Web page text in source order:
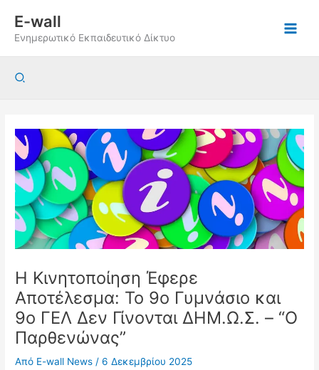
περιεχόμενο
E-wall
Ενημερωτικό Εκπαιδευτικό Δίκτυο
Αναζήτηση
Η Κινητοποίηση Έφερε
Αποτέλεσμα: Το 9ο Γυμνάσιο και
9ο ΓΕΛ Δεν Γίνονται ΔΗΜ.Ω.Σ. – “Ο
Παρθενώνας”
Από E-wall News/6 Δεκεμβρίου 2025